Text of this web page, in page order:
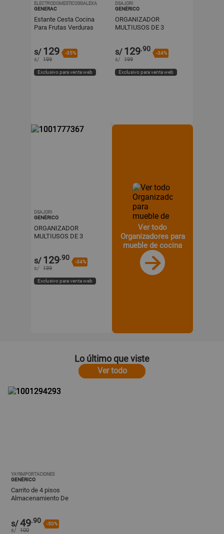
ELECTRODOMESTICOSGALEXA
GENERAC
Estante Cesta Cocina
Para Frutas Verduras
s/ 129 -35%
s/ 199
Exclusivo para venta web
DSAJORI
GENÉRICO
ORGANIZADOR
MULTIUSOS DE 3
s/ 129.90
-34%
s/ 199
Exclusivo para venta web
DSAJORI
GENÉRICO
ORGANIZADOR
MULTIUSOS DE 3
s/ 129.90
-34%
s/ 199
Exclusivo para venta web
Ver todo
Organizadores para
mueble de cocina
Lo último que viste
Ver todo
YAYIIMPORTACIONES
GENÉRICO
Carrito de 4 pisos
Almacenamiento De
s/49.90 -50%
s/ 100